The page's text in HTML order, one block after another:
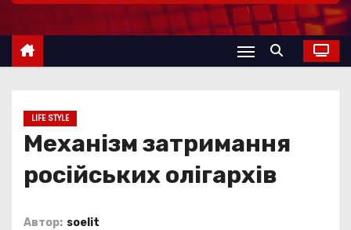
и
LIFE STYLE
Механізм затримання
російських олігархів
Автор: soelit